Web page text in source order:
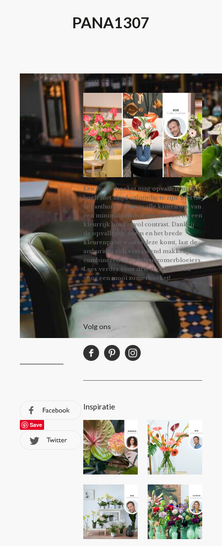
PANA1307
Save
Laatste artikel
Een zomerboeket mag opvallen, maar
hoeft niet altijd uitbundig te zijn. Met de
snijanthurium kun je alle kanten op: van
een minimalistisch zomerboeket tot een
kleurrijk boeket vol contrast. Dankzij
de opvallende vorm en het brede
kleurenpalet waarin deze komt, laat de
anthurium zich verrassend makkelijk
combineren met andere zomerbloeiers.
Lees verder voor drie stylingideeën
voor een mooi zomerboeket!
Volg ons
Inspiratie